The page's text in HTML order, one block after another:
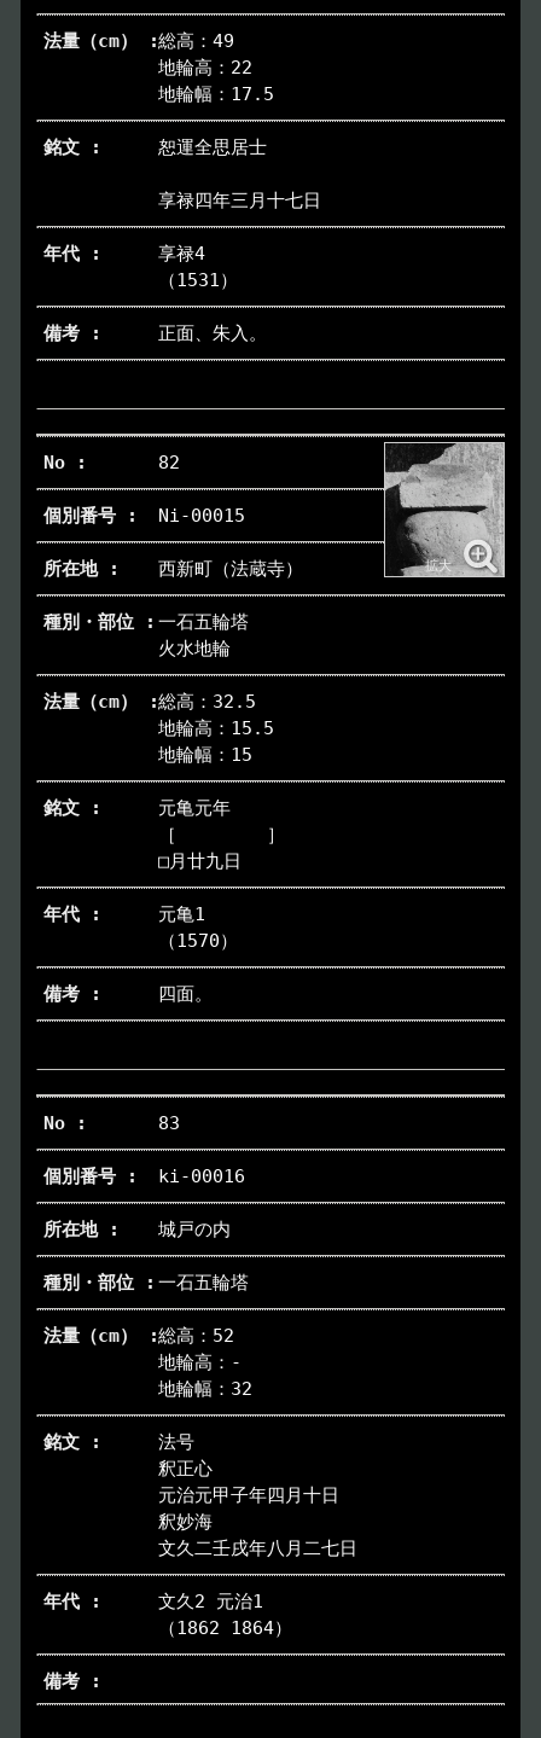
トップページ
博物館のご案内
遺跡のご紹介
アクセス Access
各種申請 Applications
デジタルアーカイブ
その他のご案内
総高：49
地輪高：22
地輪幅：17.5
恕運全思居士
享禄四年三月十七日
享禄4
（1531）
正面、朱入。
82
Ni-00015
西新町（法蔵寺）
一石五輪塔
火水地輪
総高：32.5
地輪高：15.5
地輪幅：15
元亀元年
［ ］
□月廿九日
元亀1
（1570）
四面。
83
ki-00016
城戸の内
一石五輪塔
総高：52
地輪高：-
地輪幅：32
法号
釈正心
元治元甲子年四月十日
釈妙海
文久二壬戌年八月二七日
文久2 元治1
（1862 1864）